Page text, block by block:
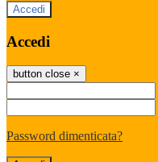
Accedi
Accedi
button close ×
Password dimenticata?